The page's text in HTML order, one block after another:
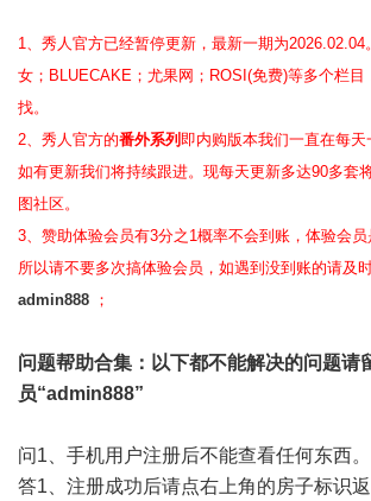
1、秀人官方已经暂停更新，最新一期为
女；BLUECAKE；尤果网；ROSI(免费)等多个栏目
找。
2、 秀人官方的番外系列 即内购版本我们一直在每
如有更新我们将持续跟进。现每天更新多达90多套
图社区。
3、赞助体验会员有3分之1概率不会到账，体验会员
所以请不要多次搞体验会员，如遇到没到账的请及
admin888 ；
问题帮助合集 ：以下都不能解决的问题请
员“admin888”
问1、手机用户注册后不能查看任何东西。
答1、注册成功后请点右上角的房子标识